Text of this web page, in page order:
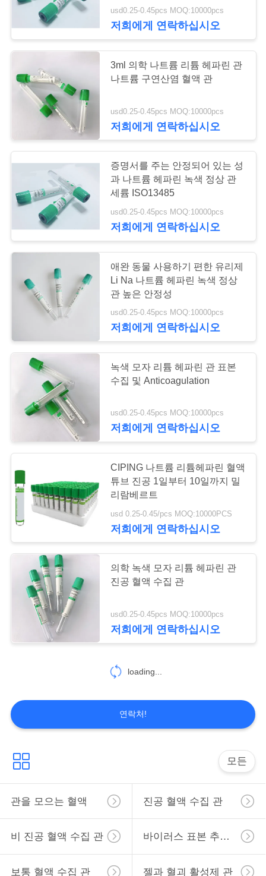
관
주
요
인
구
사
이
트
맵
PRIVACY
POLICY
usd0.25-0.45pcs MOQ:10000pcs
저희에게 연락하십시오
3ml 의학 나트륨 리튬 헤파린 관
나트륨 구연산염 혈액 관
usd0.25-0.45pcs MOQ:10000pcs
저희에게 연락하십시오
증명서를 주는 안정되어 있는 성
과 나트륨 헤파린 녹색 정상 관
세륨 ISO13485
usd0.25-0.45pcs MOQ:10000pcs
저희에게 연락하십시오
애완 동물 사용하기 편한 유리제
Li Na 나트륨 헤파린 녹색 정상
관 높은 안정성
usd0.25-0.45pcs MOQ:10000pcs
저희에게 연락하십시오
녹색 모자 리튬 헤파린 관 표본
수집 및 Anticoagulation
usd0.25-0.45pcs MOQ:10000pcs
저희에게 연락하십시오
CIPING 나트륨 리튬헤파린 혈액
튜브 진공 1일부터 10일까지 밀
리람베르트
usd 0.25-0.45/pcs MOQ:10000PCS
저희에게 연락하십시오
의학 녹색 모자 리튬 헤파린 관
진공 혈액 수집 관
usd0.25-0.45pcs MOQ:10000pcs
저희에게 연락하십시오
loading...
연락처!
모든
관을 모으는 혈액 진공 혈액 수집 관
비 진공 혈액 수집 관 바이러스 표본 추출 관
보통 혈액 수집 관 젤과 혈괴 활성제 관